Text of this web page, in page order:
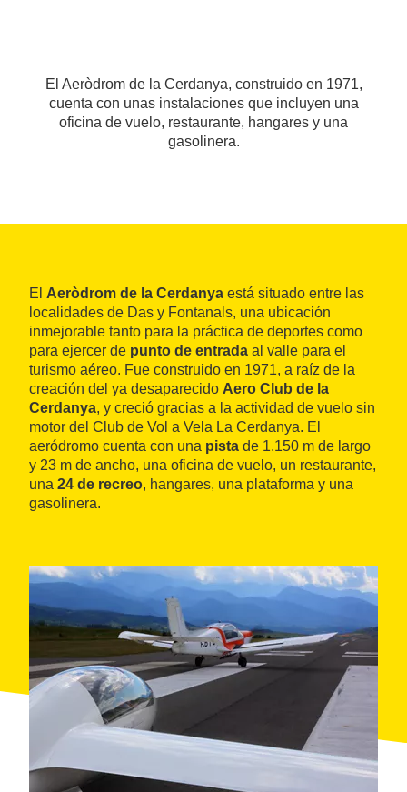
El Aeròdrom de la Cerdanya, construido en 1971,
cuenta con unas instalaciones que incluyen una
oficina de vuelo, restaurante, hangares y una
gasolinera.
El Aeròdrom de la Cerdanya está situado entre las
localidades de Das y Fontanals, una ubicación
inmejorable tanto para la práctica de deportes como
para ejercer de punto de entrada al valle para el
turismo aéreo. Fue construido en 1971, a raíz de la
creación del ya desaparecido Aero Club de la
Cerdanya, y creció gracias a la actividad de vuelo sin
motor del Club de Vol a Vela La Cerdanya. El
aeródromo cuenta con una pista de 1.150 m de largo
y 23 m de ancho, una oficina de vuelo, un restaurante,
una 24 de recreo, hangares, una plataforma y una
gasolinera.